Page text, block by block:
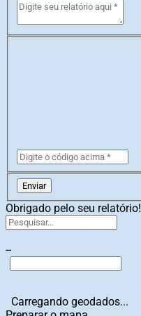
Enviar
Obrigado pelo seu relatório!
--
Carregando geodados...